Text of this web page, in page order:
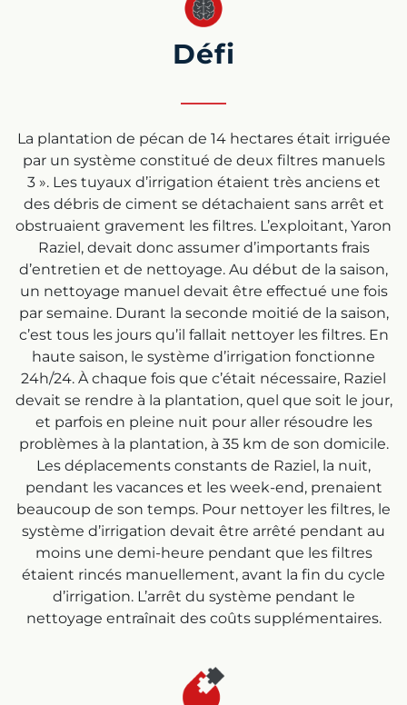
Défi
La plantation de pécan de 14 hectares était irriguée
par un système constitué de deux filtres manuels
3 ». Les tuyaux d’irrigation étaient très anciens et
des débris de ciment se détachaient sans arrêt et
obstruaient gravement les filtres. L’exploitant, Yaron
Raziel, devait donc assumer d’importants frais
d’entretien et de nettoyage. Au début de la saison,
un nettoyage manuel devait être effectué une fois
par semaine. Durant la seconde moitié de la saison,
c’est tous les jours qu’il fallait nettoyer les filtres. En
haute saison, le système d’irrigation fonctionne
24h/24. À chaque fois que c’était nécessaire, Raziel
devait se rendre à la plantation, quel que soit le jour,
et parfois en pleine nuit pour aller résoudre les
problèmes à la plantation, à 35 km de son domicile.
Les déplacements constants de Raziel, la nuit,
pendant les vacances et les week-end, prenaient
beaucoup de son temps. Pour nettoyer les filtres, le
système d’irrigation devait être arrêté pendant au
moins une demi-heure pendant que les filtres
étaient rincés manuellement, avant la fin du cycle
d’irrigation. L’arrêt du système pendant le
nettoyage entraînait des coûts supplémentaires.